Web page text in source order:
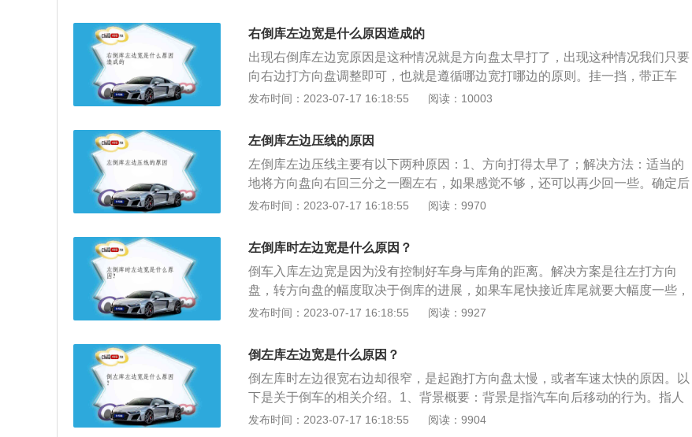
向一把入库，右边还是很窄，由于汽车左右转弯半径不同，倒车入库左倒库在起
点打方向的点位通常要比右倒库提前一点才可以，所有考试车型都一样。左倒库
左边宽，有的时候是某一个方面出现了问题，有时候是多方面的因素一起导致
的。左倒库的技巧有：1、左倒库一定要观察停车线和左后视镜之间的位置，当
停车线和左后视镜还有一点点距离的时候，就可以向左打满方向。2、当车身距
后视镜。3、车身即将星星的时候要将方向回正，千万不能等到车平行再回正。
右倒库左边宽是什么原因造成的
出现右倒库左边宽原因是这种情况就是方向盘太早打了，出现这种情况我们只要
向右边打方向盘调整即可，也就是遵循哪边宽打哪边的原则。挂一挡，带正车
头，直线出库。当车头引擎盖刚刚盖住库对面边线时，向左打死方向盘。当车身
踩刹车，停住。提示：整个过程，方向盘都是左打死状态。当车停住后，右手换
左手握紧方向盘，右手去将一挡换成倒挡。换完挡，左手仍换回右手握紧方向
盘，开始倒车。
发布时间：2023-07-17 16:18:55 阅读：10003
左倒库左边压线的原因
左倒库左边压线主要有以下两种原因：1、方向打得太早了；解决方法：适当的
地将方向盘向右回三分之一圈左右，如果感觉不够，还可以再少回一些。确定后
轮压不到库线后，再将方向盘向左打满，保证车身和库位边线平行后，再将方向
道路边缘线之间1.5-1.8m）但并不总是准确的。开始向左倒车时，需要观察左后
视镜后轮与车库拐角的距离。如果距离小于30cm（镜像小于2指）需要转动方向
盘拉开这个距离。如果一直向左走，会压到车库的角线。解决方法：观察左后视
镜库角位置,当确定后轮能进入库位,或看到库角即将消失,可以再次往左打死方
向。左倒库左侧窄补救方法有以下4种：1、向左全方向倒车时，如果看到左后视
只能往正方向拉回这个距离。2、继续观察左后视镜后角的位置。当确定后轮可
以进入后角，或者后角即将消失时，可以再次向左倒车。3、观察右后视镜后轮
也能进车库。当左后视镜和右后视镜的车身几乎与车库线平行时，迅速回到右侧
辆停下来。
发布时间：2023-07-17 16:18:55 阅读：9970
左倒库时左边宽是什么原因？
倒车入库左边宽是因为没有控制好车身与库角的距离。解决方案是往左打方向
盘，转方向盘的幅度取决于倒库的进展，如果车尾快接近库尾就要大幅度一些，
等到车尾往左偏，再回正方向盘摆正车身即可。入库时可以通过左后视镜看车身
距离太窄，就要回半圈方向将车身与库角的距离拉开，拉开了距离之后再重新向
左打满，底角就会马上回正。以下是倒车入库的操作技巧：控制好行驶速度全程
用1挡或倒挡怠速。控制好转向时机，后倒过程中应仔细观察，掌握转向的关键
点，适时转向。控制好行驶路线，汽车的行驶路线主要取决于转动转向盘的快慢
和行驶速度，后倒时，要看准边线，及时修正方向，使车保持正直。
发布时间：2023-07-17 16:18:55 阅读：9927
倒左库左边宽是什么原因？
倒左库时左边很宽右边却很窄，是起跑打方向盘太慢，或者车速太快的原因。以
下是关于倒车的相关介绍。1、背景概要：背景是指汽车向后移动的行为。指人
们外出途中“倒车”，由一辆车换乘另一辆车。倒车比前进运行困难，但主要视线
发布时间：2023-07-17 16:18:55 阅读：9904